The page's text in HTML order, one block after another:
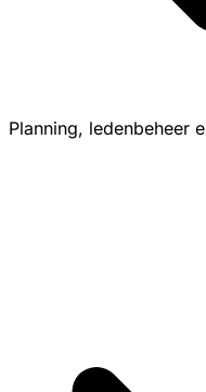
Planning, ledenbeheer